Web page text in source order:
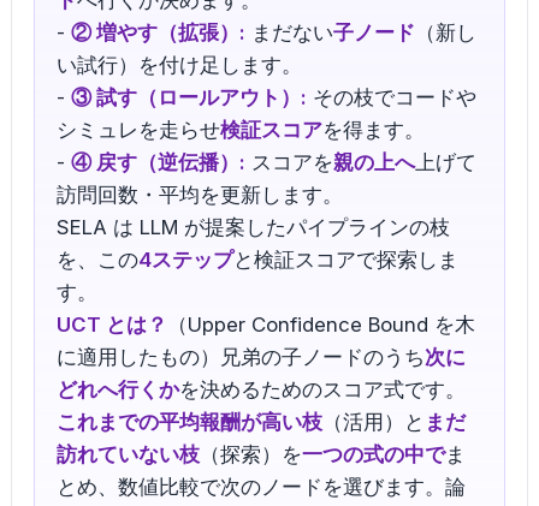
- ② 増やす（拡張）: まだない子ノード （新し
い試行）を付け足します。
- ③ 試す（ロールアウト）: その枝でコードや
シミュレを走らせ検証スコアを得ます。
- ④ 戻す（逆伝播）: スコアを親の上へ上げて
訪問回数・平均を更新します。
SELA は LLM が提案したパイプラインの枝
を、この4ステップと検証スコアで探索しま
す。
UCT とは？
（Upper Confidence Bound を木
に適用したもの）兄弟の子ノードのうち次に
どれへ行くかを決めるためのスコア式です。
これまでの平均報酬が高い枝 （活用）と まだ
訪れていない枝 （探索）を一つの式の中でま
とめ、数値比較で次のノードを選びます。論